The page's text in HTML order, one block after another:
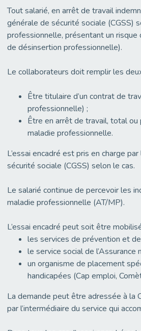
Tout salarié, en arrêt de travail
générale de sécurité sociale (CGSS)
professionnelle, présentant un
de désinsertion professionnelle).
Le collaborateurs doit remplir les
Être titulaire d’un contrat de
professionnelle) ;
Être en arrêt de travail, total ou
maladie professionnelle.
L’essai encadré est pris en charge
sécurité sociale (CGSS) selon le cas.
Le salarié continue de percevoir les
maladie professionnelle (AT/MP).
L’essai encadré peut soit être
les services de prévention et
le service social de l’Assurance
un organisme de placement
handicapées (Cap emploi,
La demande peut être adressée à la
par l’intermédiaire du service qui